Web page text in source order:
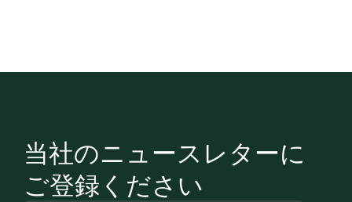
当社のニュースレターに
ご登録ください